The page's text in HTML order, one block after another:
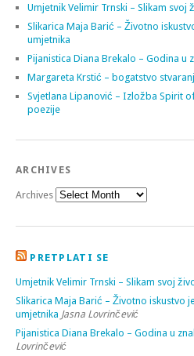
Umjetnik Velimir Trnski – Slikam svoj
Slikarica Maja Barić – Životno
umjetnika
Pijanistica Diana Brekalo – Godina u
Margareta Krstić – bogatstvo
Svjetlana Lipanović – Izložba Spirit
poezije
ARCHIVES
Archives
PRETPLATI SE
Umjetnik Velimir Trnski – Slikam svoj
Slikarica Maja Barić – Životno iskustvo
umjetnika Jasna Lovrinčević
Pijanistica Diana Brekalo – Godina u
Lovrinčević